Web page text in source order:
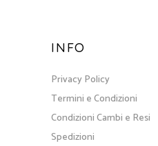
INFO
Privacy Policy
Termini e Condizioni
Condizioni Cambi e Resi
Spedizioni